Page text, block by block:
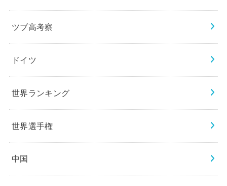
ツブ高考察
ドイツ
世界ランキング
世界選手権
中国